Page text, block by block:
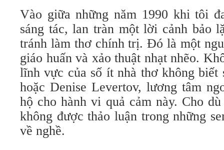
Vào giữa những năm 1990 khi tôi
sáng tác, lan tràn một lời cảnh bảo
tránh làm thơ chính trị. Đó là một
giáo huấn và xảo thuật nhạt nhẽo.
lĩnh vực của số ít nhà thơ không biết
hoặc Denise Levertov, lương tâm
hộ cho hành vi quả cảm này. Cho
không được thảo luận trong những
về nghề.